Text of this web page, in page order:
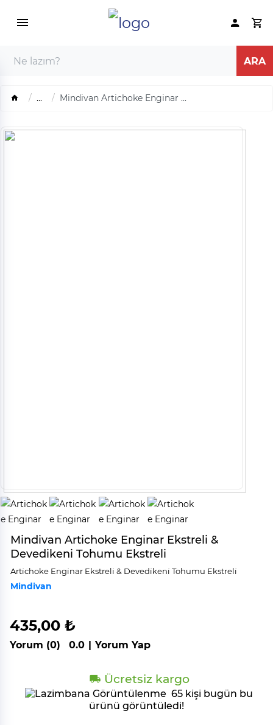
... Mindivan Artichoke Enginar ...
Mindivan Artichoke Enginar Ekstreli &
Devedikeni Tohumu Ekstreli
Arti̇choke Engi̇nar Ekstreli̇ & Devedi̇keni̇ Tohumu Ekstreli̇
Mindivan
435,00 ₺
Yorum (0) 0.0 | Yorum Yap
Ücretsiz kargo
65 kişi bugün bu
ürünü görüntüledi!